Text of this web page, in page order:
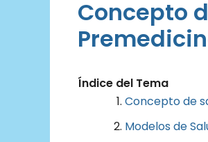
Concepto
Índice del Tema
Concepto de
Modelos de